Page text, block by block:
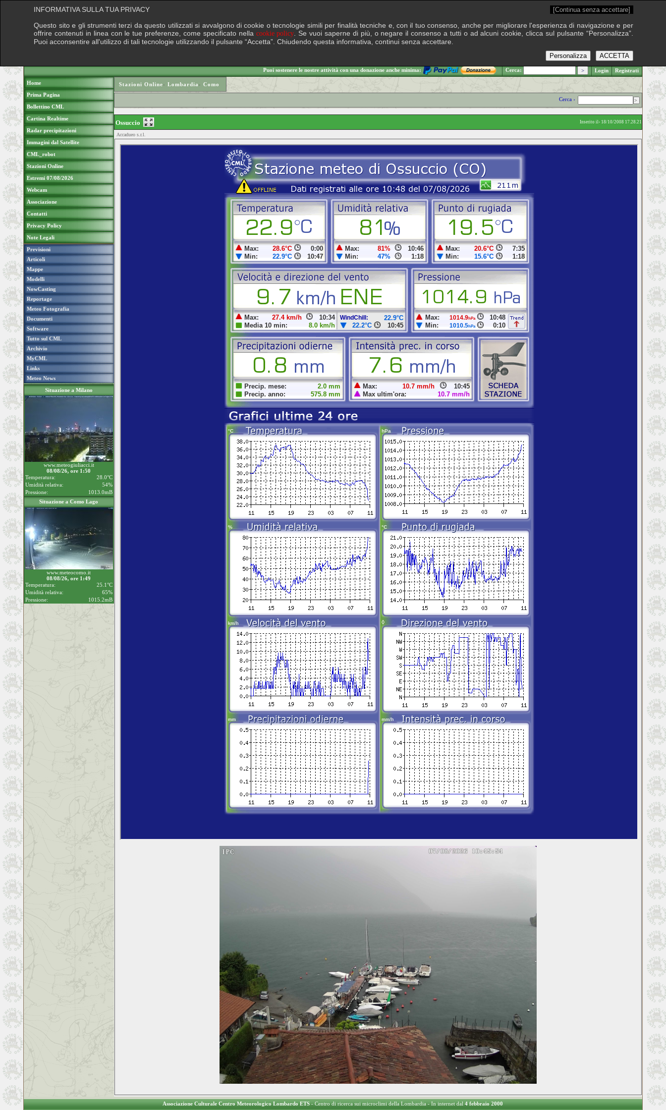
.: Sabato 8 agosto 2026
Puoi sostenere le nostre attività con una donazione anche minima: Cerca: Login Registrati
Home
Prima Pagina
Bollettino CML
Cartina Realtime
Radar precipitazioni
Immagini dal Satellite
CML_robot
Stazioni Online
Estremi 07/08/2026
Webcam
Associazione
Contatti
Privacy Policy
Note Legali
Previsioni
Articoli
Mappe
Modelli
NowCasting
Reportage
Meteo Fotografia
Documenti
Software
Tutto sul CML
Archivio
MyCML
Links
Meteo News
Situazione a Milano
www.meteogiuliacci.it
08/08/26, ore 1:50
Temperatura:
28.0°C
Umidità relativa:
54%
Pressione:
1013.0mB
Situazione a Como Lago
www.meteocomo.it
08/08/26, ore 1:49
Temperatura:
25.1°C
Umidità relativa:
65%
Pressione:
1015.2mB
Stazioni Online› Lombardia › Como
Cerca ›
Ossuccio Inserito il› 18/10/2008 17.28.21
Accadueo s.r.l.
Associazione Culturale Centro Meteorologico Lombardo ETS- Centro di ricerca sui microclimi della Lombardia - In internet dal4 febbraio 2000
INFORMATIVA SULLA TUA PRIVACY [Continua senza accettare]
Questo sito e gli strumenti terzi da questo utilizzati si avvalgono di cookie o tecnologie simili per finalità tecniche e, con il tuo consenso, anche per migliorare l'esperienza di navigazione e per
offrire contenuti in linea con le tue preferenze, come specificato nella cookie policy . Se vuoi saperne di più, o negare il consenso a tutti o ad alcuni cookie, clicca sul pulsante “Personalizza”.
Puoi acconsentire all'utilizzo di tali tecnologie utilizzando il pulsante “Accetta”. Chiudendo questa informativa, continui senza accettare.
ACCETTA
Personalizza